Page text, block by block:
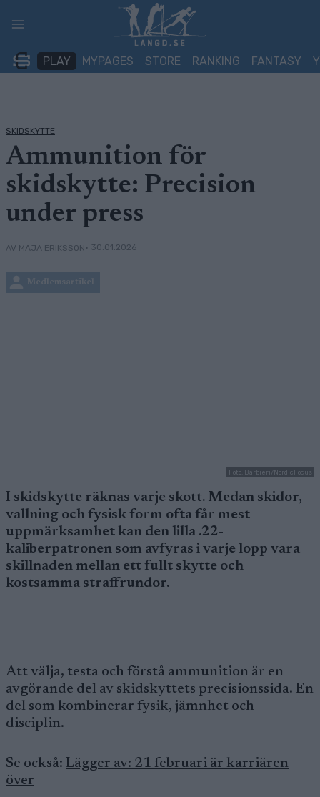
PLAY MYPAGES STORE RANKING FANTASY
SKIDSKYTTE
Ammunition för
skidskytte: Precision
under press
AV MAJA ERIKSSON• 30.01.2026
Medlemsartikel
Foto: Barbieri/NordicFocus
I skidskytte räknas varje skott. Medan skidor,
vallning och fysisk form ofta får mest
uppmärksamhet kan den lilla .22-
kaliberpatronen som avfyras i varje lopp vara
skillnaden mellan ett fullt skytte och
kostsamma straffrundor.
Att välja, testa och förstå ammunition är en
avgörande del av skidskyttets precisionssida. En
del som kombinerar fysik, jämnhet och
disciplin.
Se också: Lägger av: 21 februari är karriären
över